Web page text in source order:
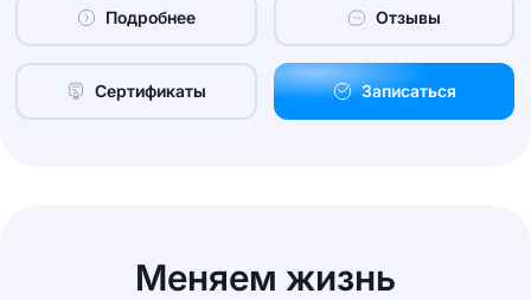
Подробнее Отзывы
Сертификаты Записаться
Меняем жизнь